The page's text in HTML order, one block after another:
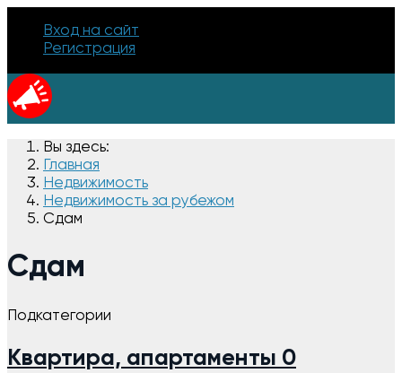
Вход на сайт
Регистрация
Вы здесь:
Главная
Недвижимость
Недвижимость за рубежом
Сдам
Сдам
Подкатегории
Квартира, апартаменты 0